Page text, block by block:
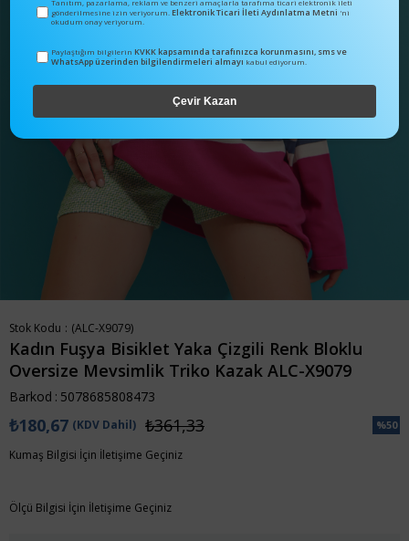
Stok Kodu (ALC-X9079)
Kadın Fuşya Bisiklet Yaka Çizgili Renk Bloklu
Oversize Mevsimlik Triko Kazak ALC-X9079
Barkod : 5078685808473
%50
₺361,33
₺180,67 (KDV Dahil)
Kumaş Bilgisi İçin İletişime Geçiniz
Ölçü Bilgisi İçin İletişime Geçiniz
Tanıtım, pazarlama, reklam ve benzeri amaçlarla tarafıma ticari elektronik ileti
gönderilmesine izin veriyorum.Elektronik Ticari İleti Aydınlatma Metni 'ni
okudum onay veriyorum.
Paylaştığım bilgilerin KVKK kapsamında tarafınızca korunmasını, sms ve
WhatsApp üzerinden bilgilendirmeleri almayı kabul ediyorum.
Çevir Kazan